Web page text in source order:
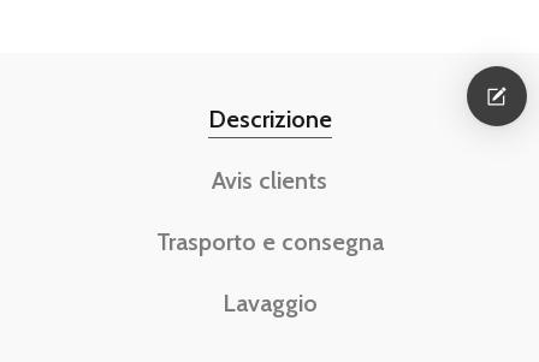
Descrizione
Avis clients
Trasporto e consegna
Lavaggio